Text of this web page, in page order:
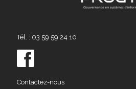
Tél. : 03 59 59 24 10
Contactez-nous